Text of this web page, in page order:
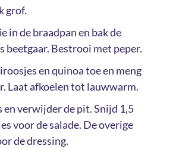
grof.
in de braadpan en bak de
beetgaar. Bestrooi met peper.
en quinoa toe en meng
Laat afkoelen tot lauwwarm.
en verwijder de pit. Snijd 1,5
voor de salade. De overige
de dressing.